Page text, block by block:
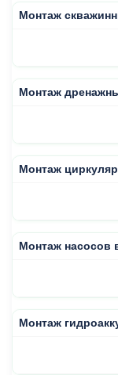
Монтаж
Монтаж
Монтаж
Монтаж насосов
Монтаж